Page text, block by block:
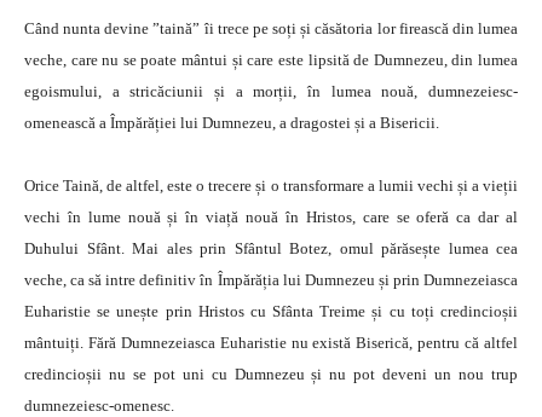
Când nunta devine ”taină” îi trece pe soți și căsătoria lor firească din lumea
veche, care nu se poate mântui și care este lipsită de Dumnezeu, din lumea
egoismului, a stricăciunii și a morții, în lumea nouă, dumnezeiesc-
omenească a Împărăției lui Dumnezeu, a dragostei și a Bisericii.
Orice Taină, de altfel, este o trecere și o transformare a lumii vechi și a vieții
vechi în lume nouă și în viață nouă în Hristos, care se oferă ca dar al
Duhului Sfânt. Mai ales prin Sfântul Botez, omul părăsește lumea cea
veche, ca să intre definitiv în Împărăția lui Dumnezeu și prin Dumnezeiasca
Euharistie se unește prin Hristos cu Sfânta Treime și cu toți credincioșii
mântuiți. Fără Dumnezeiasca Euharistie nu există Biserică, pentru că altfel
credincioșii nu se pot uni cu Dumnezeu și nu pot deveni un nou trup
dumnezeiesc-omenesc.